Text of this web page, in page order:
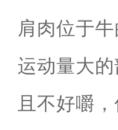
肩肉位于
运动量大
且不好嚼